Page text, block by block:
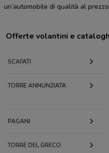
un’automobile di qualità al
Offerte volantini e
SCAFATI
TORRE ANNUNZIATA
PAGANI
TORRE DEL GRECO